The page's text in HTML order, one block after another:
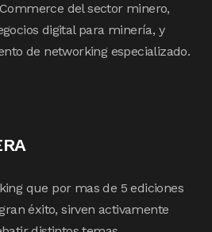
del sector minero,
digital para minería, y
de networking especializado.
que por mas de 5 ediciones
éxito, sirven activamente